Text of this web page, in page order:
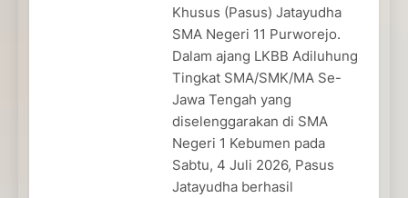
Khusus (Pasus) Jatayudha
SMA Negeri 11 Purworejo.
Dalam ajang LKBB Adiluhung
Tingkat SMA/SMK/MA Se-
Jawa Tengah yang
diselenggarakan di SMA
Negeri 1 Kebumen pada
Sabtu, 4 Juli 2026, Pasus
Jatayudha berhasil